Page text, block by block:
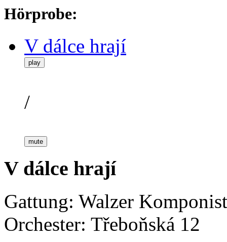
Hörprobe:
V dálce hrají
play
/
mute
V dálce hrají
Gattung: Walzer
Orchester: Třeboňská 12